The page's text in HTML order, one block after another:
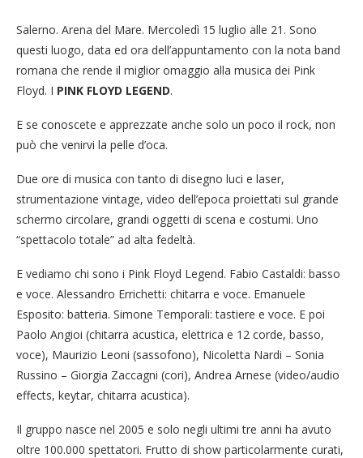
Salerno. Arena del Mare. Mercoledì 15 luglio alle 21. Sono
questi luogo, data ed ora dell’appuntamento con la nota band
romana che rende il miglior omaggio alla musica dei Pink
Floyd. I PINK FLOYD LEGEND.
E se conoscete e apprezzate anche solo un poco il rock, non
può che venirvi la pelle d’oca.
Due ore di musica con tanto di disegno luci e laser,
strumentazione vintage, video dell’epoca proiettati sul grande
schermo circolare, grandi oggetti di scena e costumi. Uno
“spettacolo totale” ad alta fedeltà.
E vediamo chi sono i Pink Floyd Legend. Fabio Castaldi: basso
e voce. Alessandro Errichetti: chitarra e voce. Emanuele
Esposito: batteria. Simone Temporali: tastiere e voce. E poi
Paolo Angioi (chitarra acustica, elettrica e 12 corde, basso,
voce), Maurizio Leoni (sassofono), Nicoletta Nardi – Sonia
Russino – Giorgia Zaccagni (cori), Andrea Arnese (video/audio
effects, keytar, chitarra acustica).
Il gruppo nasce nel 2005 e solo negli ultimi tre anni ha avuto
oltre 100.000 spettatori. Frutto di show particolarmente curati,